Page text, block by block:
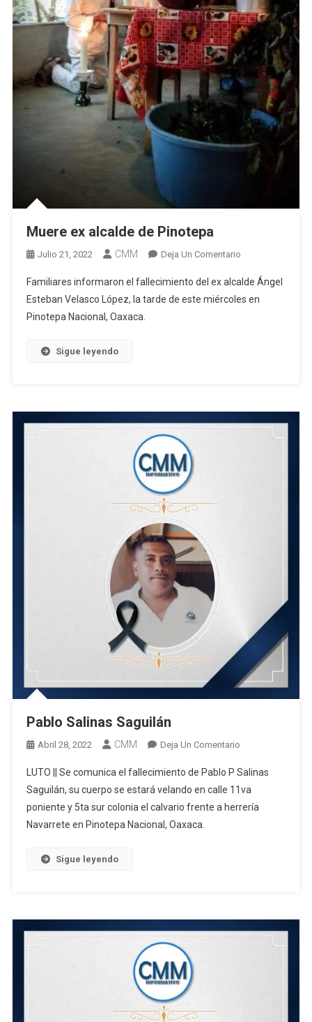
Muere ex alcalde de Pinotepa
Julio 21, 2022 CMM Deja Un ComentarioEn
Ex
Alcalde
Familiares informaron el fallecimiento del ex alcalde Ángel
Esteban Velasco López, la tarde de este miércoles en
Pinotepa Nacional, Oaxaca.
Sigue leyendo
Pablo Salinas Saguilán
Abril 28, 2022 CMM Deja Un ComentarioEn
Salinas
Saguilán
LUTO || Se comunica el fallecimiento de Pablo P Salinas
Saguilán, su cuerpo se estará velando en calle 11va
poniente y 5ta sur colonia el calvario frente a herrería
Navarrete en Pinotepa Nacional, Oaxaca.
Sigue leyendo